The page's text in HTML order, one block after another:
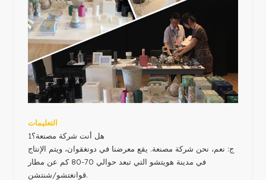
التعليمات
1هل أنت شركة مصنعة؟
ج: نعم، نحن شركة مصنعة. يقع معرضنا في دونغقوان، ويتم الإنتاج
في مدينة هويتشو التي تبعد حوالي 70-80 كم عن مطار
قوانغتشو/شنتشن.